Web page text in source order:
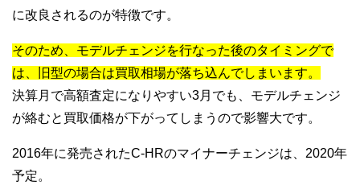
に改良されるのが特徴です。
そのため、モデルチェンジを行なった後のタイミングで
は、旧型の場合は買取相場が落ち込んでしまいます。
決算月で高額査定になりやすい3月でも、モデルチェンジ
が絡むと買取価格が下がってしまうので影響大です。
2016年に発売されたC-HRのマイナーチェンジは、2020年
予定。